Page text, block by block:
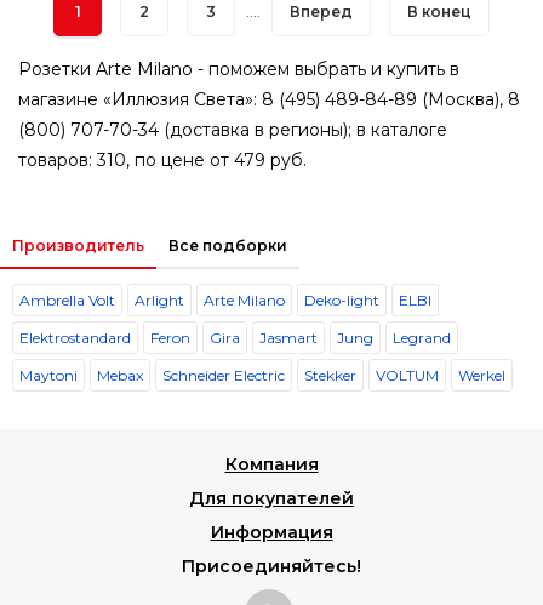
1 2 3 Вперед В конец
Розетки Arte Milano - поможем выбрать и купить в
магазине «Иллюзия Света»: 8 (495) 489-84-89 (Москва), 8
(800) 707-70-34 (доставка в регионы); в каталоге
товаров: 310, по цене от 479 руб.
Производитель Все подборки
Ambrella Volt Arlight Arte Milano Deko-light ELBI
Elektrostandard Feron Gira Jasmart Jung Legrand
Maytoni Mebax Schneider Electric Stekker VOLTUM Werkel
Компания
Для покупателей
Информация
Присоединяйтесь!